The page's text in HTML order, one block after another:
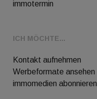
immotermin
ICH MÖCHTE...
Kontakt aufnehmen
Werbeformate ansehen
immomedien abonnieren